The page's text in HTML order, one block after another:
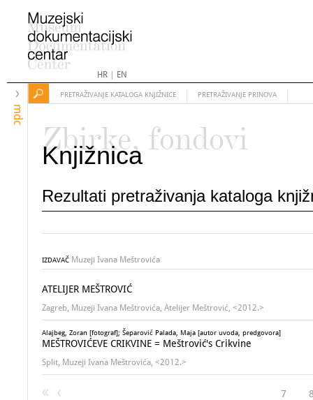
HR| EN
mdc
PRETRAŽIVANJE KATALOGA KNJIŽNICE PRETRAŽIVANJE PRINOVA
Zbirke, fondovi
Knjižnica
Rezultati pretraživanja kataloga
IZDAVAČ Muzeji Ivana Meštrovića
ATELIJER MEŠTROVIĆ
Zagreb, Muzeji Ivana Meštrovića, Atelijer Meštrović, <2012.>
Alajbeg, Zoran [fotograf]; Šeparović Palada, Maja [autor uvoda, predgovora]
MEŠTROVIĆEVE CRIKVINE = Meštrović's Crikvine
Split, Muzeji Ivana Meštrovića, <2012.>
7